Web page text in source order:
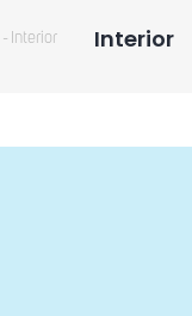
Interior
- Interior